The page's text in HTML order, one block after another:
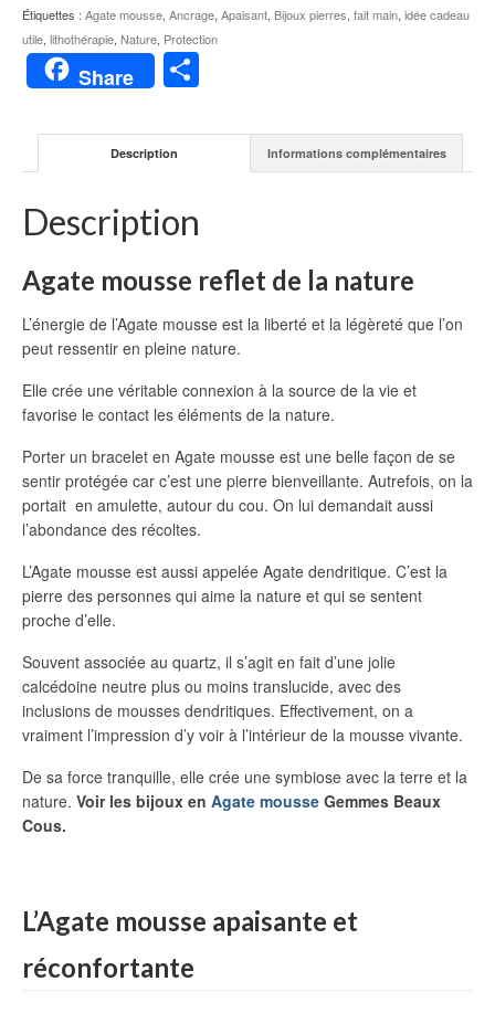
Étiquettes : Agate mousse, Ancrage, Apaisant, Bijoux pierres, fait main, idée cadeau
utile, lithothérapie, Nature, Protection
Share
Description Informations complémentaires
Description
Agate mousse reflet de la nature
L’énergie de l’Agate mousse est la liberté et la légèreté que l’on
peut ressentir en pleine nature.
Elle crée une véritable connexion à la source de la vie et
favorise le contact les éléments de la nature.
Porter un bracelet en Agate mousse est une belle façon de se
sentir protégée car c’est une pierre bienveillante. Autrefois, on la
portait en amulette, autour du cou. On lui demandait aussi
l’abondance des récoltes.
L’Agate mousse est aussi appelée Agate dendritique. C’est la
pierre des personnes qui aime la nature et qui se sentent
proche d’elle.
Souvent associée au quartz, il s’agit en fait d’une jolie
calcédoine neutre plus ou moins translucide, avec des
inclusions de mousses dendritiques. Effectivement, on a
vraiment l’impression d’y voir à l’intérieur de la mousse vivante.
De sa force tranquille, elle crée une symbiose avec la terre et la
nature. Voir les bijoux en Agate mousse Gemmes Beaux
Cous.
L’Agate mousse apaisante et
réconfortante